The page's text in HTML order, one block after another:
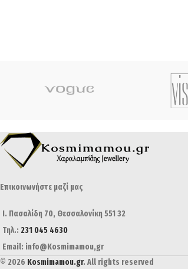
Επικοινωνήστε μαζί μας
Ι. Πασαλίδη 70, Θεσσαλονίκη 551 32
Τηλ.: 231 045 4630
Email: info@Kosmimamou,gr
© 2026 Kosmimamou.gr. All rights reserved